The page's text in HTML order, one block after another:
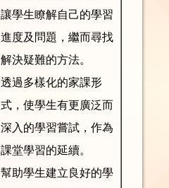
讓學生瞭解自己的學習
進度及問題，繼而尋找
解決疑難的方法。
透過多樣化的家課形
式，使學生有更廣泛而
深入的學習嘗試，作為
課堂學習的延續。
幫助學生建立良好的學